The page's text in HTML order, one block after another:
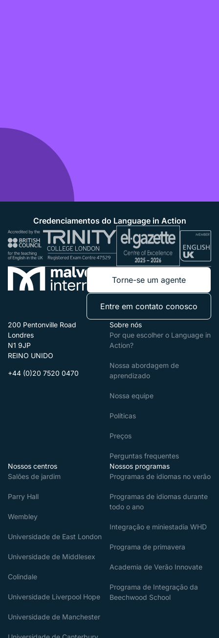
Credenciamentos do Language in Action
Torne-se um agente
Entre em contato conosco
200 Pentonville Road
Londres
N1 9JP
REINO UNIDO
+44 (0)20 7520 0470
Sobre nós
Por que escolher o Language in
Action?
Nossa abordagem de
aprendizado
Nossa equipe
Políticas
Preços
Perguntas frequentes
Nossos centros
Salões de jardim
Parry Hall
Wembley
Universidade de East London
Universidade de Middlesex
Colindale
Universidade Liverpool Hope
Universidade de Manchester
Nossos programas
Programas de idiomas no verão
Programas de idiomas durante
todo o ano
Integração e miniestadia WHD
Programa de primavera
Academia de Verão Innovate
Programa de Integração da
Beechwood School